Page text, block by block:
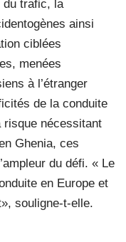
du trafic, la
ainsi
ciblées
menées
à l’étranger
de la conduite
risque nécessitant
Ghenia, ces
du défi. « Le
en Europe et
souligne-t-elle.